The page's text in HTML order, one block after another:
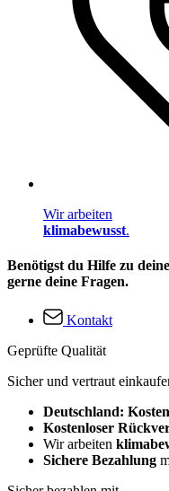
Wir arbeiten
klimabewusst.
Benötigst du Hilfe zu
gerne deine Fragen.
Kontakt
Geprüfte Qualität
Sicher und vertraut
Deutschland:
Kostenloser
Wir arbeiten
Sichere Bezahlung